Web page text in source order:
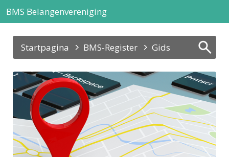
BMS Belangenvereniging
Startpagina BMS-Register Gids